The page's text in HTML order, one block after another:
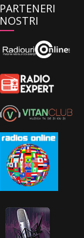
PARTENERI
NOSTRI